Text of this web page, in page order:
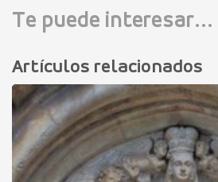
Te puede interesar...
Artículos relacionados